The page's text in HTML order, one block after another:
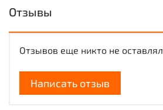
Отзывы
Отзывов еще никто не оставлял
Написать отзыв